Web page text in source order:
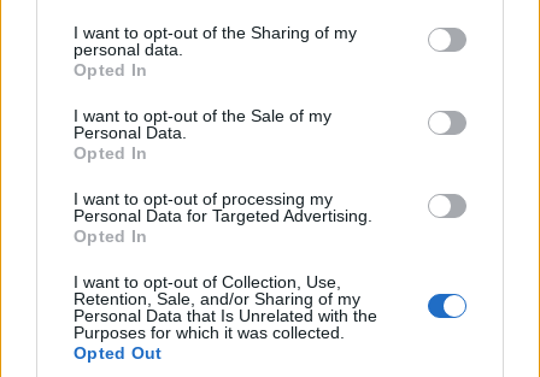
not limited to your visit or usage behaviour. You may click to
grant or deny consent to Google and its third-party tags to
use your data for below specified purposes in below Google
consent section.
I want to opt-out of the Sharing of my
personal data.
Opted In
I want to opt-out of the Sale of my
Personal Data.
Opted In
I want to opt-out of processing my
Personal Data for Targeted Advertising.
Opted In
I want to opt-out of Collection, Use,
Retention, Sale, and/or Sharing of my
Personal Data that Is Unrelated with the
Purposes for which it was collected.
Opted Out
Μόντρεαλ: Αποφασιστικός Τσιτσιπάς, πέρασε
στον δεύτερο γύρο
4/08/2026 - 9:51μμ